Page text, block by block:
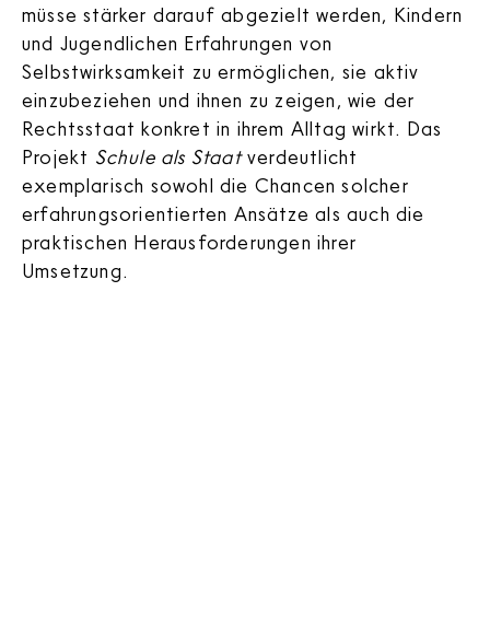
müsse stärker darauf abgezielt werden, Kindern
und Jugendlichen Erfahrungen von
Selbstwirksamkeit zu ermöglichen, sie aktiv
einzubeziehen und ihnen zu zeigen, wie der
Rechtsstaat konkret in ihrem Alltag wirkt. Das
Projekt Schule als Staatverdeutlicht
exemplarisch sowohl die Chancen solcher
erfahrungsorientierten Ansätze als auch die
praktischen Herausforderungen ihrer
Umsetzung.